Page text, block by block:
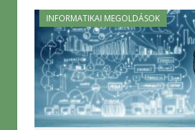
INFORMATIKAI MEGOLDÁSOK